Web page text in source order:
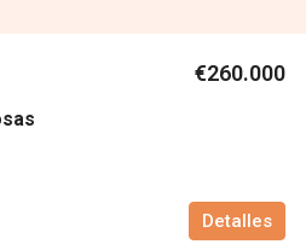
€260.000
Detalles